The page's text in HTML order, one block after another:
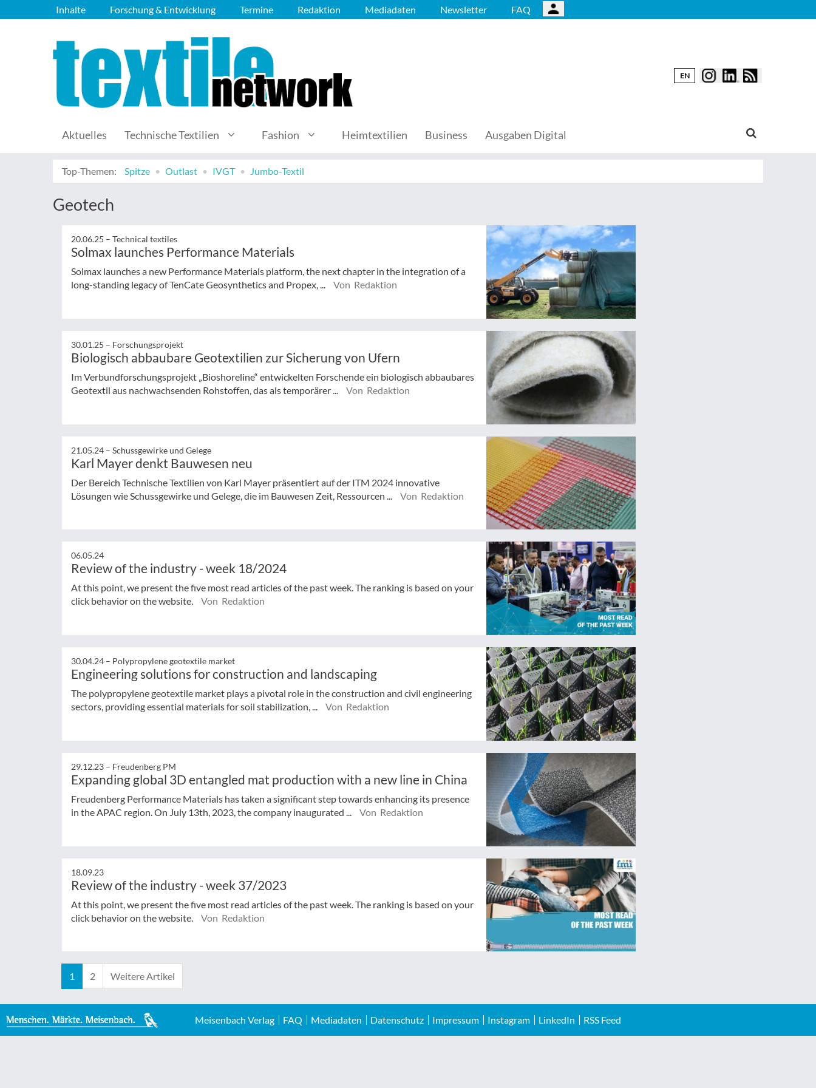
Inhalte Forschung & Entwicklung Termine Redaktion Mediadaten Newsletter FAQ
EN
Aktuelles Technische Textilien Fashion Heimtextilien Business Ausgaben Digital
Top-Themen: Spitze Outlast IVGT Jumbo-Textil
Geotech
20.06.25 – Technical textiles
Solmax launches Performance Materials
Solmax launches a new Performance Materials platform, the next chapter in the integration of a
long-standing legacy of TenCate Geosynthetics and Propex, ...
Von Redaktion
30.01.25 – Forschungsprojekt
Biologisch abbaubare Geotextilien zur Sicherung von Ufern
Im Verbundforschungsprojekt „Bioshoreline“ entwickelten Forschende ein biologisch abbaubares
Geotextil aus nachwachsenden Rohstoffen, das als temporärer ...
Von Redaktion
21.05.24 – Schussgewirke und Gelege
Karl Mayer denkt Bauwesen neu
Der Bereich Technische Textilien von Karl Mayer präsentiert auf der ITM 2024 innovative
Lösungen wie Schussgewirke und Gelege, die im Bauwesen Zeit, Ressourcen ...
Von Redaktion
06.05.24
Review of the industry - week 18/2024
At this point, we present the five most read articles of the past week. The ranking is based on your
click behavior on the website.
Von Redaktion
30.04.24 – Polypropylene geotextile market
Engineering solutions for construction and landscaping
The polypropylene geotextile market plays a pivotal role in the construction and civil engineering
sectors, providing essential materials for soil stabilization, ...
Von Redaktion
29.12.23 – Freudenberg PM
Expanding global 3D entangled mat production with a new line in China
Freudenberg Performance Materials has taken a significant step towards enhancing its presence
in the APAC region. On July 13th, 2023, the company inaugurated ...
Von Redaktion
18.09.23
Review of the industry - week 37/2023
At this point, we present the five most read articles of the past week. The ranking is based on your
click behavior on the website.
Von Redaktion
1 2 Weitere Artikel
Meisenbach Verlag FAQ Mediadaten Datenschutz Impressum Instagram LinkedIn RSS Feed